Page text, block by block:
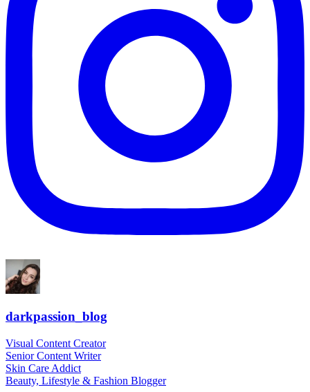
darkpassion_blog
Visual Content Creator
Senior Content Writer
Skin Care Addict
Beauty, Lifestyle & Fashion Blogger